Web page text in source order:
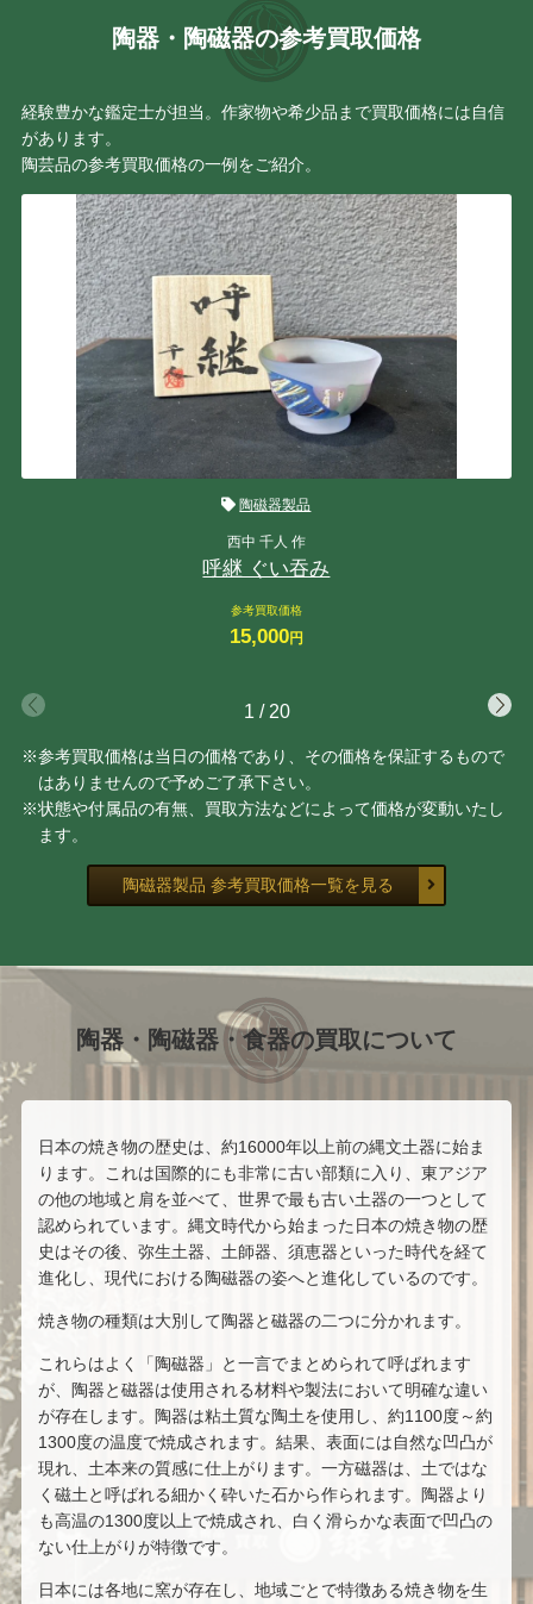
陶器・陶磁器の参考買取価格
経験豊かな鑑定士が担当。作家物や希少品まで買取価格には自信
があります。
陶芸品の参考買取価格の一例をご紹介。
陶磁器製品
西中 千人 作
呼継 ぐい吞み
参考買取価格
15,000円
1 / 20
※参考買取価格は当日の価格であり、その価格を保証するもので
はありませんので予めご了承下さい。
※状態や付属品の有無、買取方法などによって価格が変動いたし
ます。
陶磁器製品 参考買取価格一覧を見る
陶器・陶磁器・食器の買取について
日本の焼き物の歴史は、約16000年以上前の縄文土器に始ま
ります。これは国際的にも非常に古い部類に入り、東アジア
の他の地域と肩を並べて、世界で最も古い土器の一つとして
認められています。縄文時代から始まった日本の焼き物の歴
史はその後、弥生土器、土師器、須恵器といった時代を経て
進化し、現代における陶磁器の姿へと進化しているのです。
焼き物の種類は大別して陶器と磁器の二つに分かれます。
これらはよく「陶磁器」と一言でまとめられて呼ばれます
が、陶器と磁器は使用される材料や製法において明確な違い
が存在します。陶器は粘土質な陶土を使用し、約1100度～約
1300度の温度で焼成されます。結果、表面には自然な凹凸が
現れ、土本来の質感に仕上がります。一方磁器は、土ではな
く磁土と呼ばれる細かく砕いた石から作られます。陶器より
も高温の1300度以上で焼成され、白く滑らかな表面で凹凸の
ない仕上がりが特徴です。
日本には各地に窯が存在し、地域ごとで特徴ある焼き物を生